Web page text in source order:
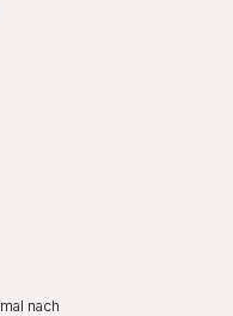
nach